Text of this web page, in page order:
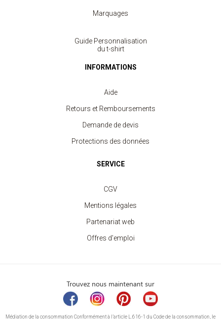
Marquages
Guide Personnalisation
du t-shirt
INFORMATIONS
Aide
Retours et Remboursements
Demande de devis
Protections des données
SERVICE
CGV
Mentions légales
Partenariat web
Offres d'emploi
Trouvez nous maintenant sur
Médiation de la consommation Conformément à l’article L.616-1 du Code de la consommation, le